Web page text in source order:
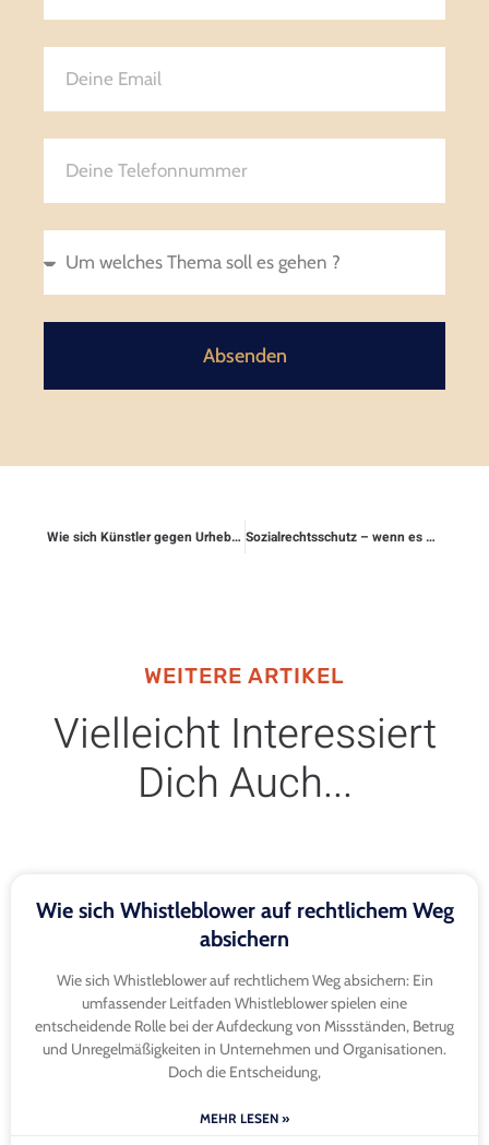
Absenden
Wie sich Künstler gegen Urheberrechtsverletzungen schützen Sozialrechtsschutz – wenn es Probleme mit Krankenkasse oder Rentenbescheid gibt
WEITERE ARTIKEL
Vielleicht Interessiert
Dich Auch...
Wie sich Whistleblower auf rechtlichem Weg
absichern
Wie sich Whistleblower auf rechtlichem Weg absichern: Ein
umfassender Leitfaden Whistleblower spielen eine
entscheidende Rolle bei der Aufdeckung von Missständen, Betrug
und Unregelmäßigkeiten in Unternehmen und Organisationen.
Doch die Entscheidung,
MEHR LESEN »